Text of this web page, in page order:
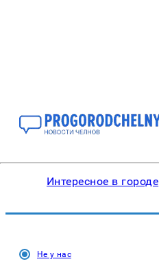
Интересное в городе
Не у нас